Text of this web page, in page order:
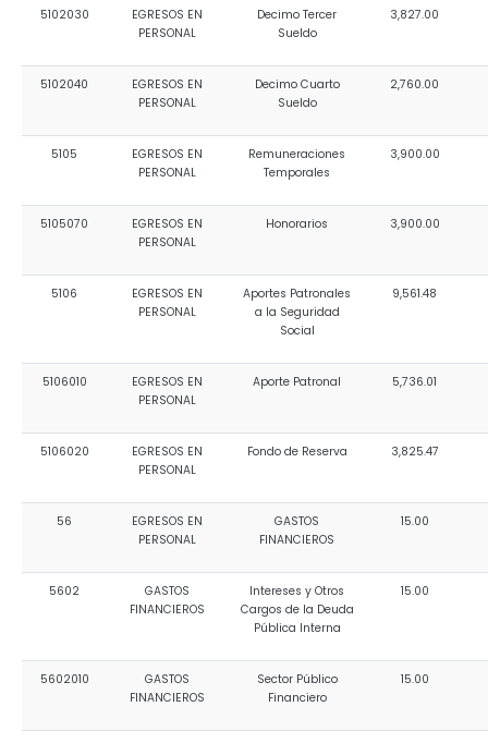
Procesos de contratación
Obras y proyectos
5102030
EGRESOS EN
PERSONAL
Decimo Tercer
Sueldo
3,827.00
5102040
EGRESOS EN
PERSONAL
Decimo Cuarto
Sueldo
2,760.00
5105
EGRESOS EN
PERSONAL
Remuneraciones
Temporales
3,900.00
5105070
EGRESOS EN
PERSONAL
Honorarios 3,900.00
5106
EGRESOS EN
PERSONAL
Aportes Patronales
a la Seguridad
Social
9,561.48
5106010
EGRESOS EN
PERSONAL
Aporte Patronal 5,736.01
5106020
EGRESOS EN
PERSONAL
Fondo de Reserva 3,825.47
56
EGRESOS EN
PERSONAL
GASTOS
FINANCIEROS
15.00
5602
GASTOS
FINANCIEROS
Intereses y Otros
Cargos de la Deuda
Pública Interna
15.00
5602010
GASTOS
FINANCIEROS
Sector Público
Financiero
15.00